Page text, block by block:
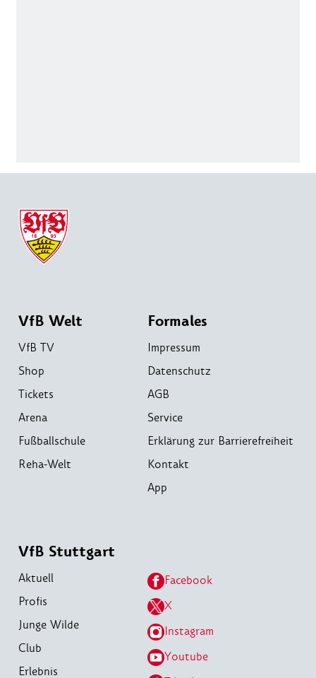
VfB Welt
VfB TV
Shop
Tickets
Arena
Fußballschule
Reha-Welt
Formales
Impressum
Datenschutz
AGB
Service
Erklärung zur Barrierefreiheit
Kontakt
App
VfB Stuttgart
Aktuell
Profis
Junge Wilde
Club
Erlebnis
Facebook
X
Instagram
Youtube